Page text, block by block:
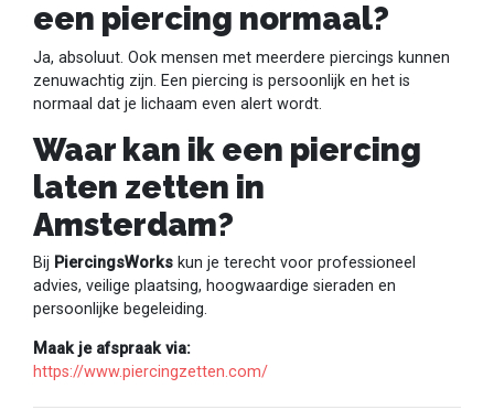
een piercing normaal?
Ja, absoluut. Ook mensen met meerdere piercings kunnen
zenuwachtig zijn. Een piercing is persoonlijk en het is
normaal dat je lichaam even alert wordt.
Waar kan ik een piercing
laten zetten in
Amsterdam?
Bij PiercingsWorks kun je terecht voor professioneel
advies, veilige plaatsing, hoogwaardige sieraden en
persoonlijke begeleiding.
Maak je afspraak via:
https://www.piercingzetten.com/